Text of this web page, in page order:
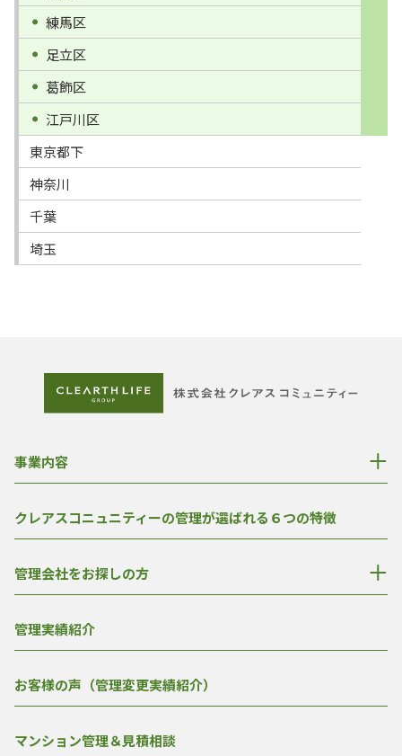
練馬区
足立区
葛飾区
江戸川区
東京都下
神奈川
千葉
埼玉
事業内容
クレアスコニュニティーの管理が選ばれる６つの特徴
管理会社をお探しの方
管理実績紹介
お客様の声（管理変更実績紹介）
マンション管理＆見積相談